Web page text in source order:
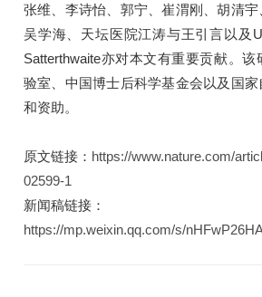
张维、李诗怡、郭宁、崔渭刚、胡清
吴学海、天坛医院江涛与王引言以及
Satterthwaite亦对本文有重要贡献。
验室、中国博士后科学基金会以及国
和资助。
原文链接： https://www.nature.com/
02599-1
新闻稿链接：
https://mp.weixin.qq.com/s/